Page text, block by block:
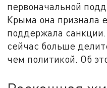
первоначальной
Крыма она признала
поддержала
сейчас больше
чем политикой. Об